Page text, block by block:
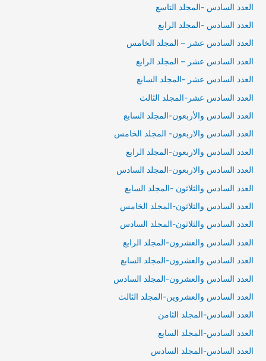
العدد السادس -المجلد التاسع
العدد السادس -المجلد الرابع
العدد السادس عشر – المجلد الخامس
العدد السادس عشر – المجلد الرابع
العدد السادس عشر -المجلد السابع
العدد السادس عشر-المجلد الثالث
العدد السادس والأربعون-المجلد السابع
العدد السادس والاربعون- المجلد الخامس
العدد السادس والاربعون-المجلد الرابع
العدد السادس والاربعون-المجلد السادس
العدد السادس والثلاثون -المجلد السابع
العدد السادس والثلاثون-المجلد الخامس
العدد السادس والثلاثون-المجلد السادس
العدد السادس والعشرون-المجلد الرابع
العدد السادس والعشرون-المجلد السابع
العدد السادس والعشرون-المجلد السادس
العدد السادس والعشروين-المجلد الثالث
العدد السادس-المجلد الثامن
العدد السادس-المجلد السابع
العدد السادس-المجلد السادس